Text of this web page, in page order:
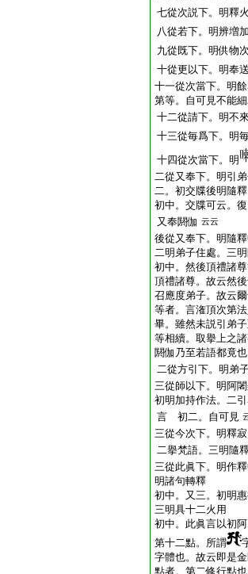
七從次説下。明釋
八從若下。明辨増
九從既下。明供物
十從更以下。明奉
十一從次當下。明
第等。自可見不能
十二從請下。明不
十三從毎爲下。明
十四從次當下。明
二從又奉下。明引
二。初交牒後明隨釋
初中。交牒可云。
又奉閼伽 云云
後從又奉下。明隨
二明弟子住處。三
初中。然後頂禮諸
頂禮諸尊。故云然
召應度弟子。故云
等者。言潅頂次第
畢。雖然未説引弟
等相續。取擧上之
閼伽乃至若語都竟也
二從方引下。明弟
三從師以下。明阿
初明加持作法。二
言 初二。自可見
三從今次下。明釋
二擧梵語。三明隨
三從此眞下。明作
明諸句轉釋
初中。又三。初明
三明具十二火用
初中。此眞言以初
第十二點。所謂
字體也。故云即是
點者。第二修行點